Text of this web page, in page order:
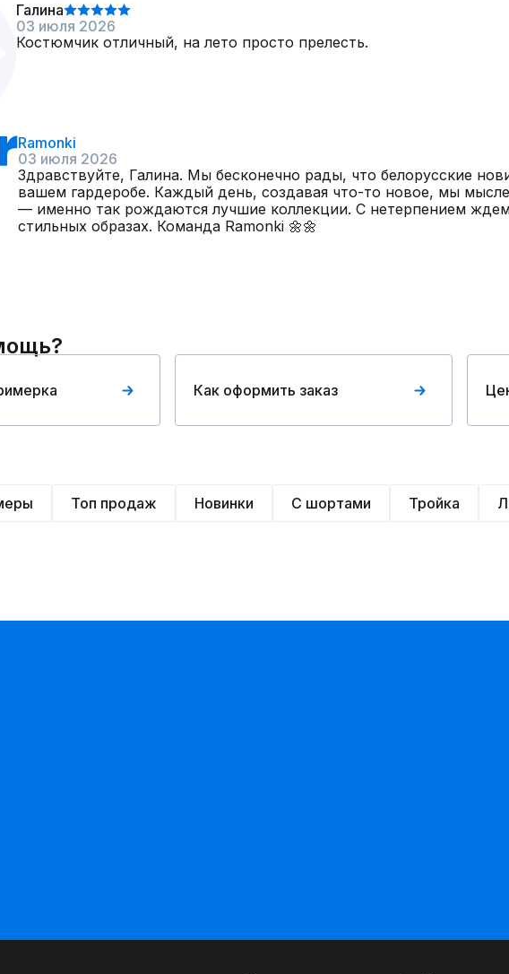
Галина
03 июля 2026
Костюмчик отличный, на лето просто прелесть.
Ramonki
03 июля 2026
Здравствуйте, Галина. Мы бесконечно рады, что белорусские
вашем гардеробе. Каждый день, создавая что-то новое, мы
— именно так рождаются лучшие коллекции. С нетерпением
стильных образах. Команда Ramonki 🌼🌼
Как оформить заказ
Топ продаж Новинки С шортами Тройка